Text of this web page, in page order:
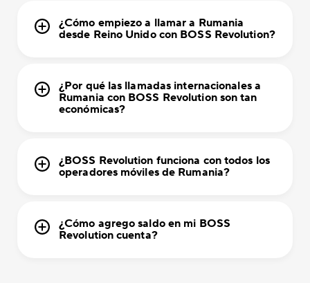
¿Cómo empiezo a llamar a Rumania
desde Reino Unido con BOSS Revolution?
¿Por qué las llamadas internacionales a
Rumania con BOSS Revolution son tan
económicas?
¿BOSS Revolution funciona con todos los
operadores móviles de Rumania?
¿Cómo agrego saldo en mi BOSS
Revolution cuenta?